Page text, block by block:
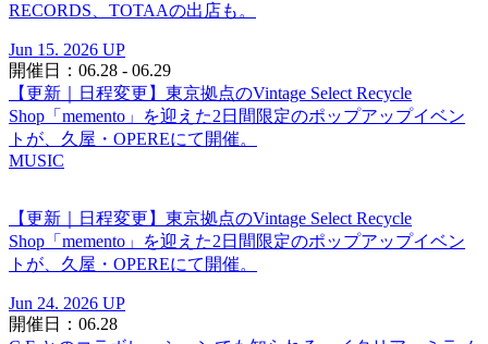
RECORDS、TOTAAの出店も。
Jun 15. 2026 UP
開催日：06.28 - 06.29
【更新｜日程変更】東京拠点のVintage Select Recycle
Shop「memento」を迎えた2日間限定のポップアップイベン
トが、久屋・OPEREにて開催。
MUSIC
【更新｜日程変更】東京拠点のVintage Select Recycle
Shop「memento」を迎えた2日間限定のポップアップイベン
トが、久屋・OPEREにて開催。
Jun 24. 2026 UP
開催日：06.28